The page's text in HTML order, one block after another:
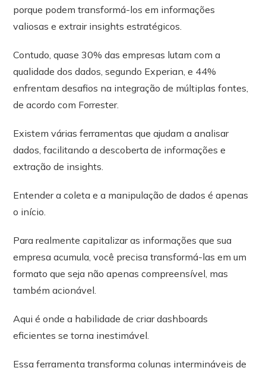
porque podem transformá-los em informações
valiosas e extrair insights estratégicos.
Contudo, quase 30% das empresas lutam com a
qualidade dos dados, segundo Experian, e 44%
enfrentam desafios na integração de múltiplas fontes,
de acordo com Forrester.
Existem várias ferramentas que ajudam a analisar
dados, facilitando a descoberta de informações e
extração de insights.
Entender a coleta e a manipulação de dados é apenas
o início.
Para realmente capitalizar as informações que sua
empresa acumula, você precisa transformá-las em um
formato que seja não apenas compreensível, mas
também acionável.
Aqui é onde a habilidade de criar dashboards
eficientes se torna inestimável.
Essa ferramenta transforma colunas intermináveis de